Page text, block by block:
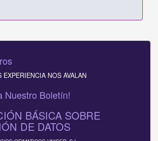
EXPERIENCIA NOS AVALAN
Nuestro Boletín!
BÁSICA SOBRE
DE DATOS